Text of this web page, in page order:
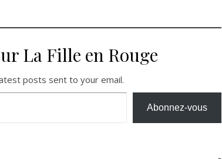
La Fille en Rouge
posts sent to your email.
Abonnez-vous